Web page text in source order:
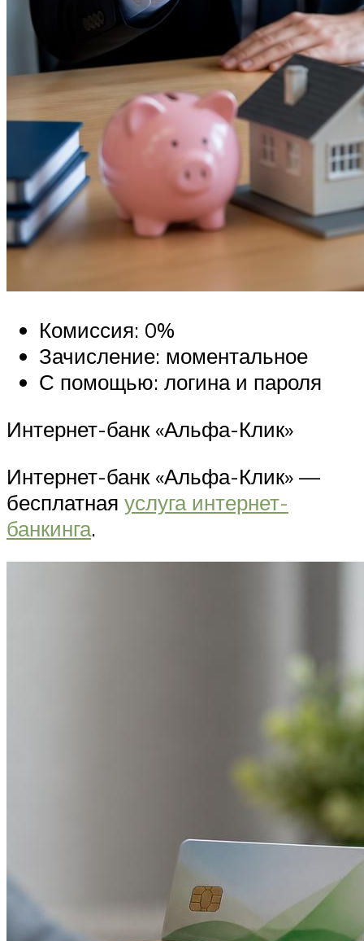
Комиссия: 0%
Зачисление: моментальное
С помощью: логина и пароля
Интернет-банк «Альфа-Клик»
Интернет-банк «Альфа-Клик» —
бесплатная услуга интернет-
банкинга.